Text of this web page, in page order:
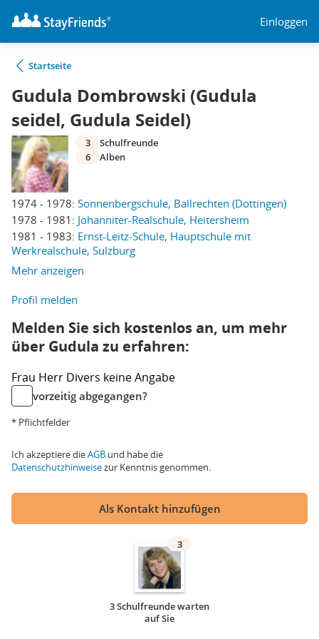
Einloggen
Startseite
Gudula Dombrowski (Gudula
seidel, Gudula Seidel)
1974 - 1978: Sonnenbergschule, Ballrechten (Dottingen)
1978 - 1981: Johanniter-Realschule, Heitersheim
1981 - 1983: Ernst-Leitz-Schule, Hauptschule mit
Werkrealschule, Sulzburg
Mehr anzeigen
3
Schulfreunde
6
Alben
Profil melden
Melden Sie sich kostenlos an, um mehr
über Gudula zu erfahren:
Frau Herr Divers keine Angabe
vorzeitig abgegangen?
* Pflichtfelder
Ich akzeptiere dieAGB und habe die
Datenschutzhinweisezur Kenntnis genommen.
Als Kontakt hinzufügen
3
3 Schulfreunde warten
auf Sie